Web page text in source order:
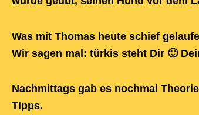
Was mit Thomas heute schief
Wir sagen mal: türkis steht Dir 🙂
Nachmittags gab es nochmal
Tipps.